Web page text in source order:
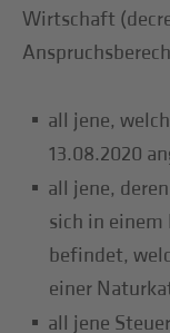
Wirtschaft
all jene,
13.08.2020
all jene,
sich in
befindet,
einer
all jene